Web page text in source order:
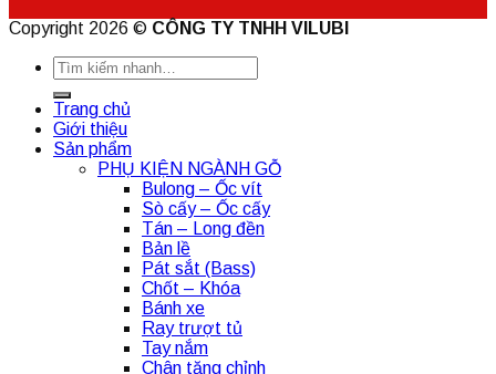
Copyright 2026 © CÔNG TY TNHH VILUBI
Tìm
kiếm:
Trang chủ
Giới thiệu
Sản phẩm
PHỤ KIỆN NGÀNH GỖ
Bulong – Ốc vít
Sò cấy – Ốc cấy
Tán – Long đền
Bản lề
Pát sắt (Bass)
Chốt – Khóa
Bánh xe
Ray trượt tủ
Tay nắm
Chân tăng chỉnh